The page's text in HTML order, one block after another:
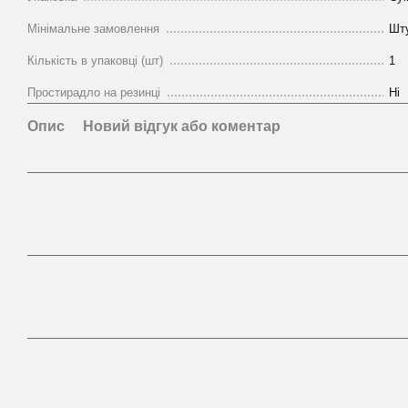
Мінімальне замовлення
Кількість в упаковці (шт) 1
Простирадло на резинці Ні
Опис Новий відгук або коментар